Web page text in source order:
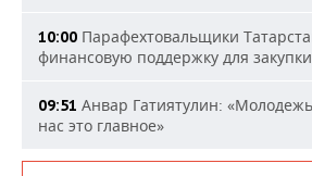
10:00 Парафехтовальщики
финансовую поддержку для
09:51 Анвар Гатиятулин:
нас это главное»